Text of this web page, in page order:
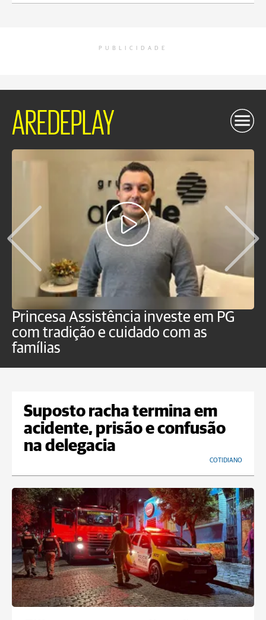
PUBLICIDADE
AREDEPLAY
Princesa Assistência investe em PG
com tradição e cuidado com as
famílias
Suposto racha termina em
acidente, prisão e confusão
na delegacia
COTIDIANO